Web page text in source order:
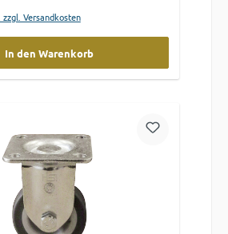
Versandkosten
In den Warenkorb